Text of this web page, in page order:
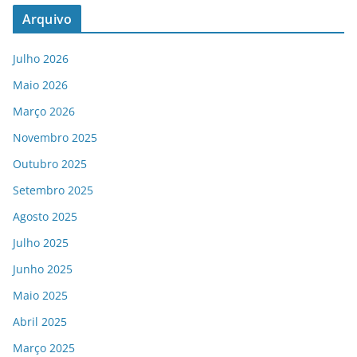
Arquivo
Julho 2026
Maio 2026
Março 2026
Novembro 2025
Outubro 2025
Setembro 2025
Agosto 2025
Julho 2025
Junho 2025
Maio 2025
Abril 2025
Março 2025